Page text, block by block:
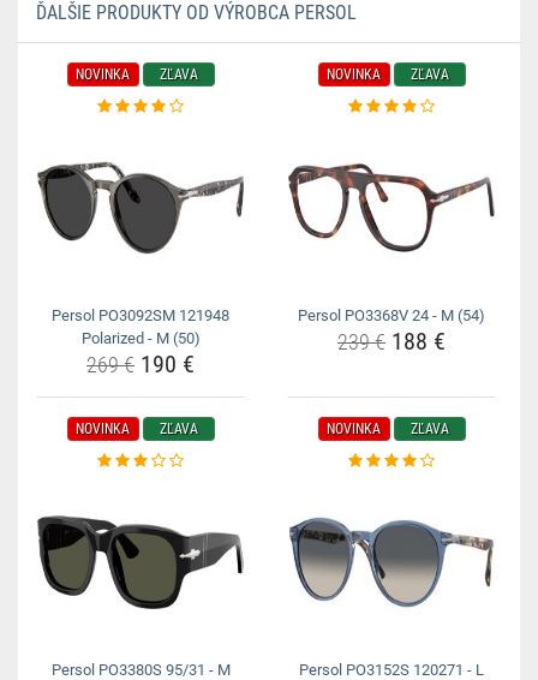
ĎALŠIE PRODUKTY OD VÝROBCA PERSOL
NOVINKA ZĽAVA
Persol PO3092SM 121948
Polarized - M (50)
269 € 190 €
NOVINKA ZĽAVA
Persol PO3368V 24 - M (54)
239 € 188 €
NOVINKA ZĽAVA
Persol PO3380S 95/31 - M
NOVINKA ZĽAVA
Persol PO3152S 120271 - L